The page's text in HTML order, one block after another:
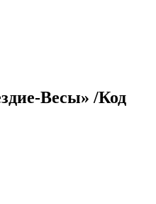
Весы» /Код